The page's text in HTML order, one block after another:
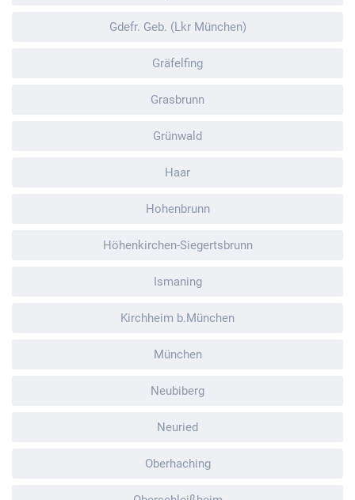
Gdefr. Geb. (Lkr München)
Gräfelfing
Grasbrunn
Grünwald
Haar
Hohenbrunn
Höhenkirchen-Siegertsbrunn
Ismaning
Kirchheim b.München
München
Neubiberg
Neuried
Oberhaching